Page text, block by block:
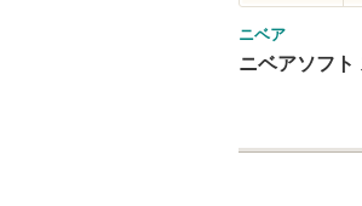
ニベア
ニベアソフト